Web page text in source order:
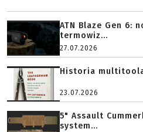
ATN Blaze Gen 6:
termowiz...
27.07.2026
Historia
23.07.2026
5" Assault
system...